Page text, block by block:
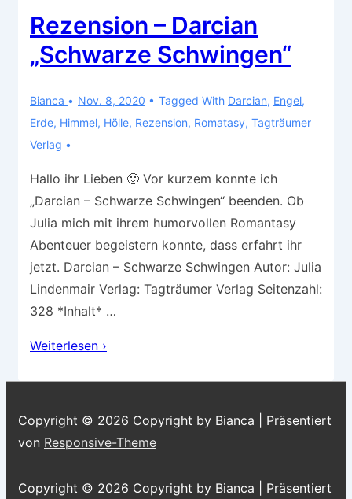
Rezension – Darcian
„Schwarze Schwingen“
Bianca Nov. 8, 2020 Tagged With Darcian, Engel,
Erde, Himmel, Hölle, Rezension, Romatasy, Tagträumer
Verlag
Hallo ihr Lieben 🙂 Vor kurzem konnte ich
„Darcian – Schwarze Schwingen“ beenden. Ob
Julia mich mit ihrem humorvollen Romantasy
Abenteuer begeistern konnte, dass erfahrt ihr
jetzt. Darcian – Schwarze Schwingen Autor: Julia
Lindenmair Verlag: Tagträumer Verlag Seitenzahl:
328 *Inhalt* …
Rezension
Schwingen“
Weiterlesen ›
Copyright © 2026 Copyright by Bianca
| Präsentiert
von Responsive-Theme
Copyright © 2026 Copyright by Bianca
| Präsentiert